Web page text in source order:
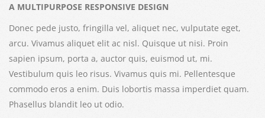
A MULTIPURPOSE RESPONSIVE DESIGN
Donec pede justo, fringilla vel, aliquet nec, vulputate eget,
arcu. Vivamus aliquet elit ac nisl. Quisque ut nisi. Proin
sapien ipsum, porta a, auctor quis, euismod ut, mi.
Vestibulum quis leo risus. Vivamus quis mi. Pellentesque
commodo eros a enim. Duis lobortis massa imperdiet quam.
Phasellus blandit leo ut odio.